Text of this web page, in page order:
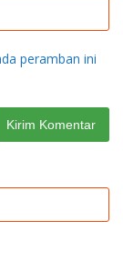
peramban ini